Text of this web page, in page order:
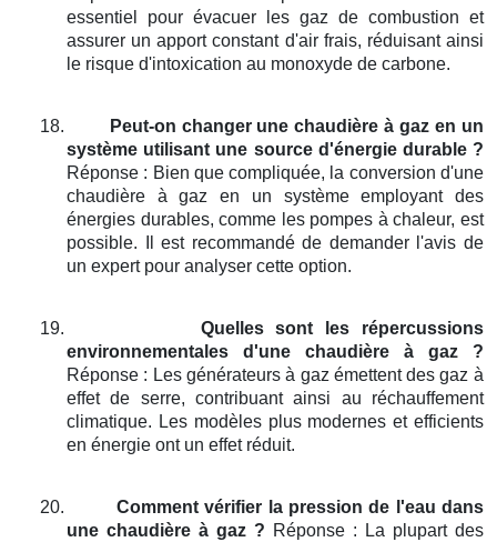
essentiel pour évacuer les gaz de combustion et
assurer un apport constant d'air frais, réduisant ainsi
le risque d'intoxication au monoxyde de carbone.
18.
Peut-on changer une chaudière à gaz en un
système utilisant une source d'énergie durable ?
Réponse : Bien que compliquée, la conversion d'une
chaudière à gaz en un système employant des
énergies durables, comme les pompes à chaleur, est
possible. Il est recommandé de demander l'avis de
un expert pour analyser cette option.
19.
Quelles sont les répercussions
environnementales d'une chaudière à gaz ?
Réponse : Les générateurs à gaz émettent des gaz à
effet de serre, contribuant ainsi au réchauffement
climatique. Les modèles plus modernes et efficients
en énergie ont un effet réduit.
20.
Comment vérifier la pression de l'eau dans
une chaudière à gaz ? Réponse : La plupart des